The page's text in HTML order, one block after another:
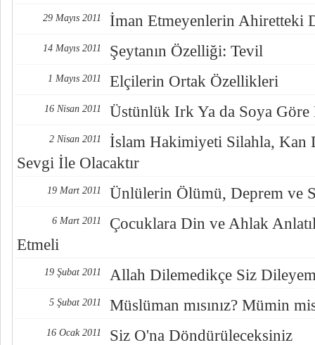
29 Mayıs 2011 İman Etmeyenlerin Ahiretteki
14 Mayıs 2011 Şeytanın Özelliği: Tevil
1 Mayıs 2011 Elçilerin Ortak Özellikleri
16 Nisan 2011 Üstünlük Irk Ya da Soya
2 Nisan 2011
İslam Hakimiyeti Silahla,
Sevgi İle Olacaktır
19 Mart 2011 Ünlülerin Ölümü, Deprem ve
6 Mart 2011
Çocuklara Din ve Ahlak
Etmeli
19 Şubat 2011 Allah Dilemedikçe Siz
5 Şubat 2011 Müslüman mısınız? Mümin
16 Ocak 2011 Siz O'na Döndürüleceksiniz